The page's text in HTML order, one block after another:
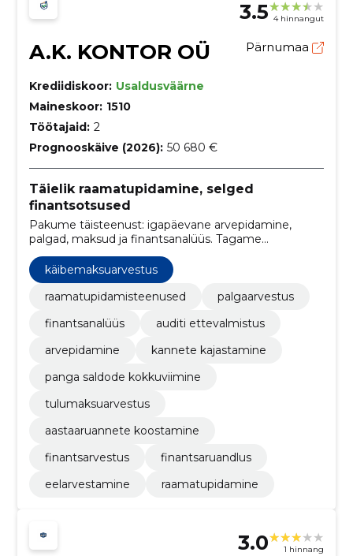
3.5 4 hinnangut
A.K. KONTOR OÜ Pärnumaa
Krediidiskoor: Usaldusväärne
Maineskoor: 1510
Töötajaid: 2
Prognooskäive (2026): 50 680 €
Täielik raamatupidamine, selged
finantsotsused
Pakume täisteenust: igapäevane arvepidamine,
palgad, maksud ja finantsanalüüs. Tagame
õigeaegsed, usaldusväärsed aruanded ning auditi
ettevalmistuse juhtkonna toetamiseks.
käibemaksuarvestus
raamatupidamisteenused
palgaarvestus
finantsanalüüs
auditi ettevalmistus
arvepidamine
kannete kajastamine
panga saldode kokkuviimine
tulumaksuarvestus
aastaaruannete koostamine
finantsarvestus
finantsaruandlus
eelarvestamine
raamatupidamine
3.0 1 hinnang